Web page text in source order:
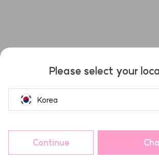
Please select your
Korea
Continue